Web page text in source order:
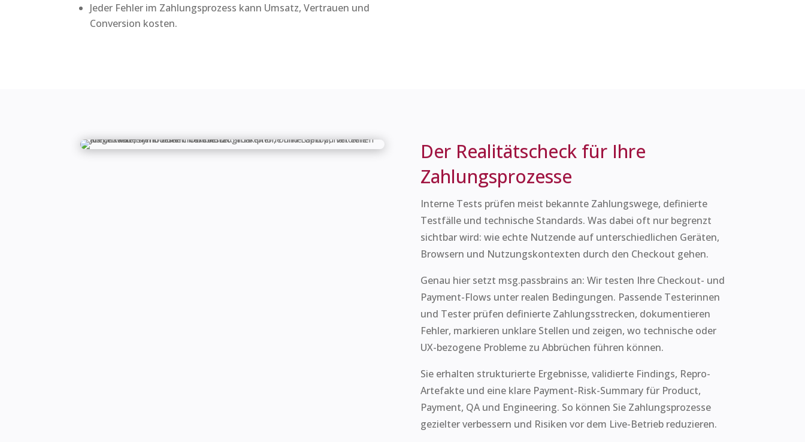
Jeder Fehler im Zahlungsprozess kann Umsatz, Vertrauen und
Conversion kosten.
Der Realitätscheck für Ihre
Zahlungsprozesse
Interne Tests prüfen meist bekannte Zahlungswege, definierte
Testfälle und technische Standards. Was dabei oft nur begrenzt
sichtbar wird: wie echte Nutzende auf unterschiedlichen Geräten,
Browsern und Nutzungskontexten durch den Checkout gehen.
Genau hier setzt msg.passbrains an: Wir testen Ihre Checkout- und
Payment-Flows unter realen Bedingungen. Passende Testerinnen
und Tester prüfen definierte Zahlungsstrecken, dokumentieren
Fehler, markieren unklare Stellen und zeigen, wo technische oder
UX-bezogene Probleme zu Abbrüchen führen können.
Sie erhalten strukturierte Ergebnisse, validierte Findings, Repro-
Artefakte und eine klare Payment-Risk-Summary für Product,
Payment, QA und Engineering. So können Sie Zahlungsprozesse
gezielter verbessern und Risiken vor dem Live-Betrieb reduzieren.